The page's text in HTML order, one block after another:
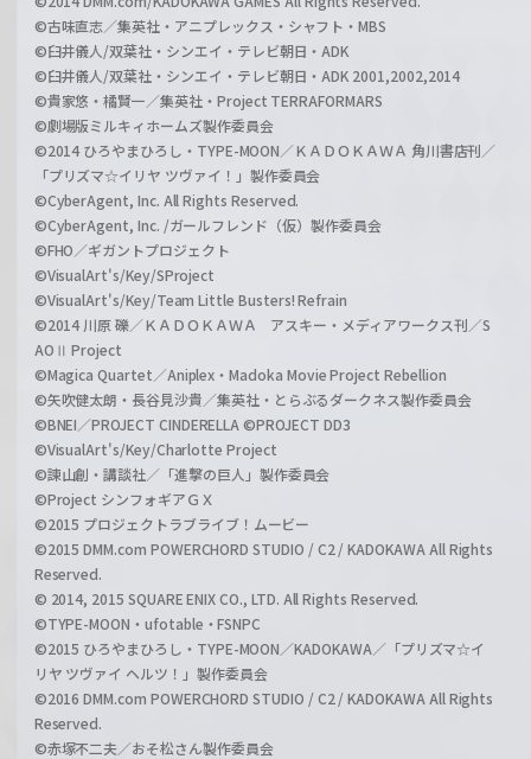
©古味直志／集英社・アニプレックス・シャフト・MBS
©臼井儀人/双葉社・シンエイ・テレビ朝日・ADK
©臼井儀人/双葉社・シンエイ・テレビ朝日・ADK 2001,2002,2014
©貴家悠・橘賢一／集英社・Project TERRAFORMARS
©劇場版ミルキィホームズ製作委員会
©2014 ひろやまひろし・TYPE-MOON／ＫＡＤＯＫＡＷＡ 角川書店刊／
「プリズマ☆イリヤ ツヴァイ！」製作委員会
©CyberAgent, Inc. All Rights Reserved.
©CyberAgent, Inc. /ガールフレンド（仮）製作委員会
©FHO／ギガントプロジェクト
©VisualArt's/Key/SProject
©VisualArt's/Key/Team Little Busters! Refrain
©2014 川原 礫／ＫＡＤＯＫＡＷＡ アスキー・メディアワークス刊／S
AOⅡ Project
©Magica Quartet／Aniplex・Madoka Movie Project Rebellion
©矢吹健太朗・長谷見沙貴／集英社・とらぶるダークネス製作委員会
©BNEI／PROJECT CINDERELLA ©PROJECT DD3
©VisualArt's/Key/Charlotte Project
©諫山創・講談社／「進撃の巨人」製作委員会
©Project シンフォギアＧＸ
©2015 プロジェクトラブライブ！ムービー
©2015 DMM.com POWERCHORD STUDIO / C2 / KADOKAWA All Rights
Reserved.
© 2014, 2015 SQUARE ENIX CO., LTD. All Rights Reserved.
©TYPE-MOON・ufotable・FSNPC
©2015 ひろやまひろし・TYPE-MOON／KADOKAWA／「プリズマ☆イ
リヤ ツヴァイ ヘルツ！」製作委員会
©2016 DMM.com POWERCHORD STUDIO / C2 / KADOKAWA All Rights
Reserved.
©赤塚不二夫／おそ松さん製作委員会